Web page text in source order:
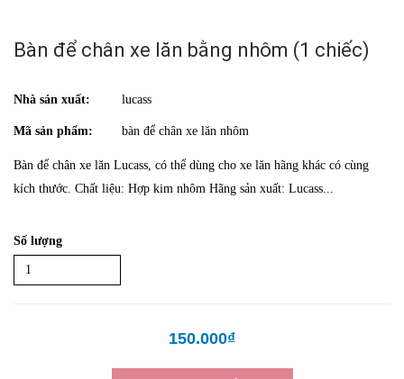
Bàn để chân xe lăn bằng nhôm (1 chiếc)
Nhà sản xuất: lucass
Mã sản phẩm: bàn để chân xe lăn nhôm
Bàn để chân xe lăn Lucass, có thể dùng cho xe lăn hãng khác có cùng
kích thước. Chất liệu: Hợp kim nhôm Hãng sản xuất: Lucass...
Số lượng
150.000₫